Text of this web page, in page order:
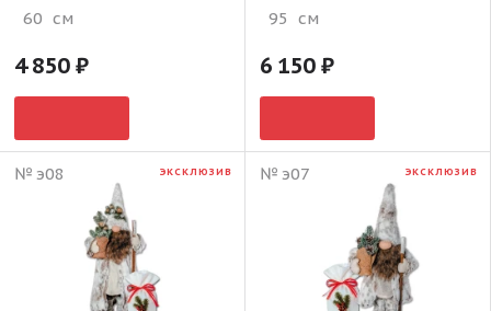
60 см
4 850
95 см
6 150
№ э08 ЭКСКЛЮЗИВ № э07 ЭКСКЛЮЗИВ